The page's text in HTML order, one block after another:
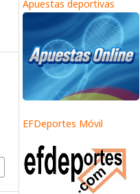
Apuestas deportivas
EFDeportes Móvil